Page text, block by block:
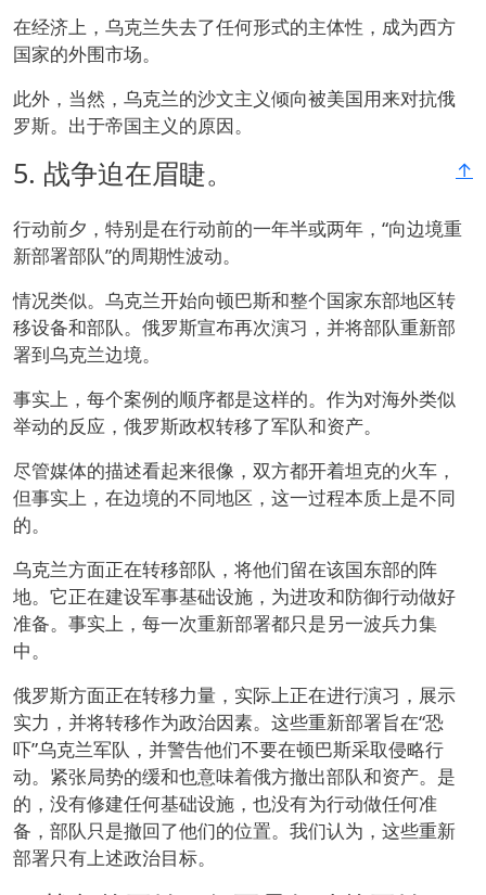
在经济上，乌克兰失去了任何形式的主体性，成为西方
国家的外围市场。
此外，当然，乌克兰的沙文主义倾向被美国用来对抗俄
罗斯。出于帝国主义的原因。
↑
5. 战争迫在眉睫。
行动前夕，特别是在行动前的一年半或两年，“向边境重
新部署部队”的周期性波动。
情况类似。乌克兰开始向顿巴斯和整个国家东部地区转
移设备和部队。俄罗斯宣布再次演习，并将部队重新部
署到乌克兰边境。
事实上，每个案例的顺序都是这样的。作为对海外类似
举动的反应，俄罗斯政权转移了军队和资产。
尽管媒体的描述看起来很像，双方都开着坦克的火车，
但事实上，在边境的不同地区，这一过程本质上是不同
的。
乌克兰方面正在转移部队，将他们留在该国东部的阵
地。它正在建设军事基础设施，为进攻和防御行动做好
准备。事实上，每一次重新部署都只是另一波兵力集
中。
俄罗斯方面正在转移力量，实际上正在进行演习，展示
实力，并将转移作为政治因素。这些重新部署旨在“恐
吓”乌克兰军队，并警告他们不要在顿巴斯采取侵略行
动。紧张局势的缓和也意味着俄方撤出部队和资产。是
的，没有修建任何基础设施，也没有为行动做任何准
备，部队只是撤回了他们的位置。我们认为，这些重新
部署只有上述政治目标。